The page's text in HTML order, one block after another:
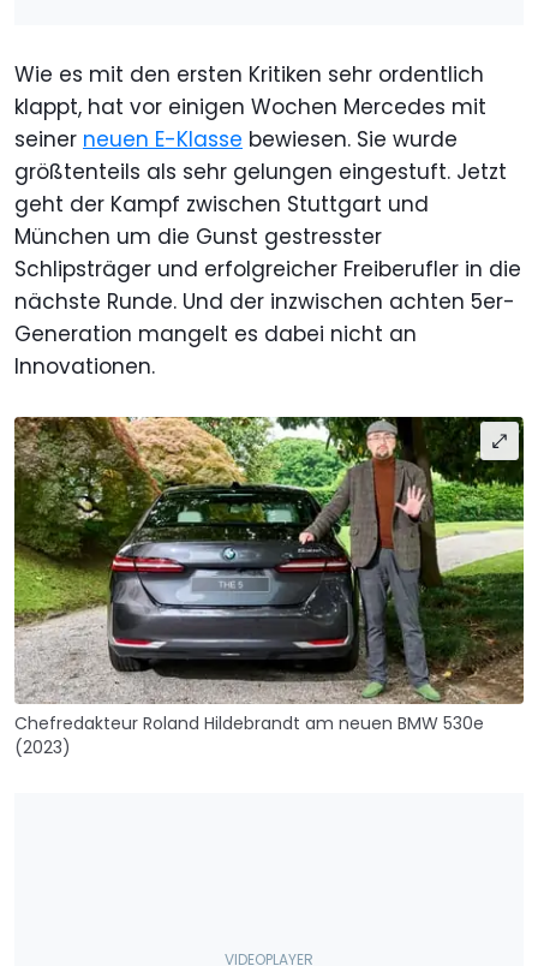
Wie es mit den ersten Kritiken sehr ordentlich
klappt, hat vor einigen Wochen Mercedes mit
seiner neuen E-Klasse bewiesen. Sie wurde
größtenteils als sehr gelungen eingestuft. Jetzt
geht der Kampf zwischen Stuttgart und
München um die Gunst gestresster
Schlipsträger und erfolgreicher Freiberufler in die
nächste Runde. Und der inzwischen achten 5er-
Generation mangelt es dabei nicht an
Innovationen.
Chefredakteur Roland Hildebrandt am neuen BMW 530e
(2023)